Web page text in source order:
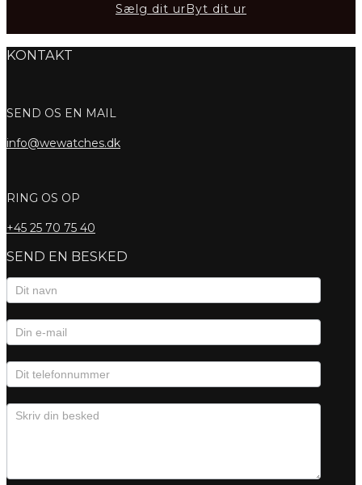
Sælg dit urByt dit ur
KONTAKT
SEND OS EN MAIL
info@wewatches.dk
RING OS OP
+45 25 70 75 40
SEND EN BESKED
Kontaktformular